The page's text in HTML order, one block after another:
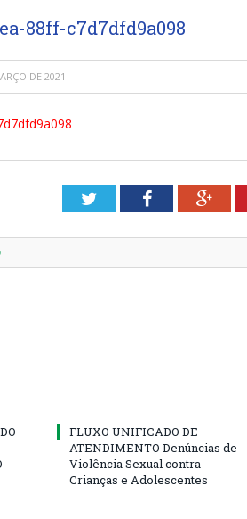
88ff-c7d7dfd9a098
DE 2021
TwitterFacebook
FLUXO UNIFICADO DE
ATENDIMENTO Denúncias de
Violência Sexual contra
Crianças e Adolescentes